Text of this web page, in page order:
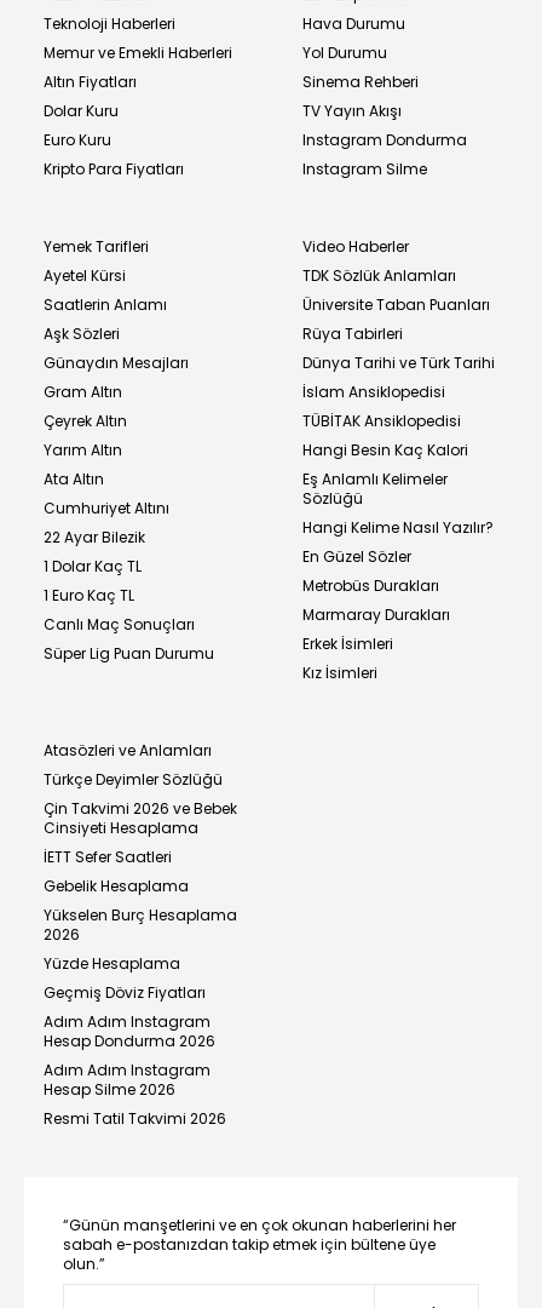
Teknoloji Haberleri
Memur ve Emekli Haberleri
Altın Fiyatları
Dolar Kuru
Euro Kuru
Kripto Para Fiyatları
Hava Durumu
Yol Durumu
Sinema Rehberi
TV Yayın Akışı
Instagram Dondurma
Instagram Silme
Yemek Tarifleri
Ayetel Kürsi
Saatlerin Anlamı
Aşk Sözleri
Günaydın Mesajları
Gram Altın
Çeyrek Altın
Yarım Altın
Ata Altın
Cumhuriyet Altını
22 Ayar Bilezik
1 Dolar Kaç TL
1 Euro Kaç TL
Canlı Maç Sonuçları
Süper Lig Puan Durumu
Video Haberler
TDK Sözlük Anlamları
Üniversite Taban Puanları
Rüya Tabirleri
Dünya Tarihi ve Türk Tarihi
İslam Ansiklopedisi
TÜBİTAK Ansiklopedisi
Hangi Besin Kaç Kalori
Eş Anlamlı Kelimeler
Sözlüğü
Hangi Kelime Nasıl Yazılır?
En Güzel Sözler
Metrobüs Durakları
Marmaray Durakları
Erkek İsimleri
Kız İsimleri
Atasözleri ve Anlamları
Türkçe Deyimler Sözlüğü
Çin Takvimi 2026 ve Bebek
Cinsiyeti Hesaplama
İETT Sefer Saatleri
Gebelik Hesaplama
Yükselen Burç Hesaplama
2026
Yüzde Hesaplama
Geçmiş Döviz Fiyatları
Adım Adım Instagram
Hesap Dondurma 2026
Adım Adım Instagram
Hesap Silme 2026
Resmi Tatil Takvimi 2026
“Günün manşetlerini ve en çok okunan haberlerini her
sabah e-postanızdan takip etmek için bültene üye
olun.”